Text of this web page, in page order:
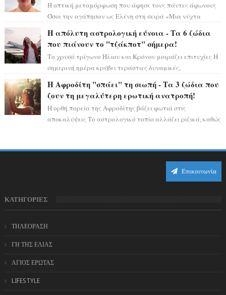
Η οπτική μεταμόρφωση που άφησε τους πάντες άφωνους
Όσοι την αγάπησαν ως Ελένη στη σειρά «Μια νύχτα
Η απόλυτη αστρολογική εύνοια - Τα 6 ζώδια
που πιάνουν το "τζάκποτ" σήμερα!
Το χρυσό τρίγωνο Ήλιου και Κρόνου μοιράζει επιτυχίες Η
σημερινή ημέρα κρύβει τεράστιες δυναμικές,
Η Αφροδίτη "σπάει" τη σιωπή - Τα 3 ζώδια που
ζουν τη μεγαλύτερη ερωτική ανατροπή!
Η ορθή πορεία της Αφροδίτης βάζει φωτιά στις
αποκαλύψεις Το αστρολογικό τοπίο αλλάζει ριζικά, καθώς
Επικοινωνία
ΚΑΤΗΓΟΡΙΕΣ
ΤΗΛΕΟΡΑΣΗ
ΓΗ ΤΗΣ ΕΛΙΑΣ
ΑΓΙΟΣ ΕΡΩΤΑΣ
LIFESTYLE